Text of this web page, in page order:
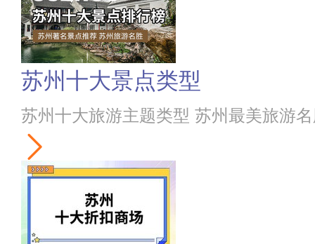
苏州十大景点类型
苏州十大旅游主题类型 苏州最美旅游